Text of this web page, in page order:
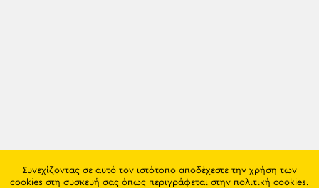
Συνεχίζοντας σε αυτό τον ιστότοπο αποδέχεστε την χρήση των
cookies στη συσκευή σας όπως περιγράφεται στην πολιτική cookies.